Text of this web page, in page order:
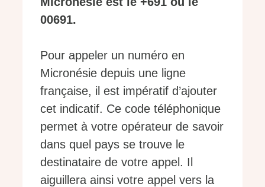
00691.
Pour appeler un numéro en
Micronésie depuis une ligne
française, il est impératif d’ajouter
cet indicatif. Ce code téléphonique
permet à votre opérateur de savoir
dans quel pays se trouve le
destinataire de votre appel. Il
aiguillera ainsi votre appel vers la